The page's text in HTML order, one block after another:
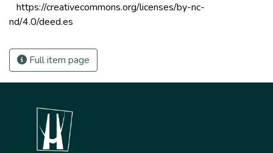
https://creativecommons.org/licenses/by-nc-
nd/4.0/deed.es
Full item page